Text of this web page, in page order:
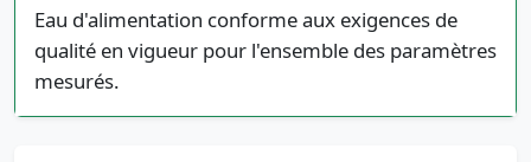
Eau d'alimentation conforme aux exigences de
qualité en vigueur pour l'ensemble des paramètres
mesurés.